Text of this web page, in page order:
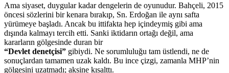
Ama siyaset, duygular kadar dengelerin de oyunudur. Bahçeli, 2015
öncesi sözlerini bir kenara bırakıp, Sn. Erdoğan ile aynı safta
yürümeye başladı. Ancak bu ittifakta hep içindeymiş gibi ama
dışında kalmayı tercih etti. Sanki iktidarın ortağı değil, ama
kararların gölgesinde duran bir
“Devlet denetçisi” gibiydi. Ne sorumluluğu tam üstlendi, ne de
sonuçlardan tamamen uzak kaldı. Bu ince çizgi, zamanla MHP’nin
gölgesini uzatmadı; aksine kısalttı.